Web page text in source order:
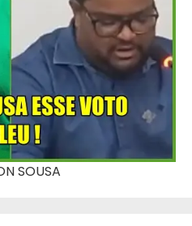
SOUSA